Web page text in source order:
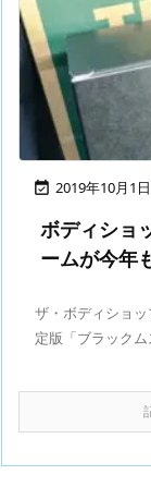
 2019年10月1日
ボディショ
ームが今年
ザ・ボディショ
定版「ブラック